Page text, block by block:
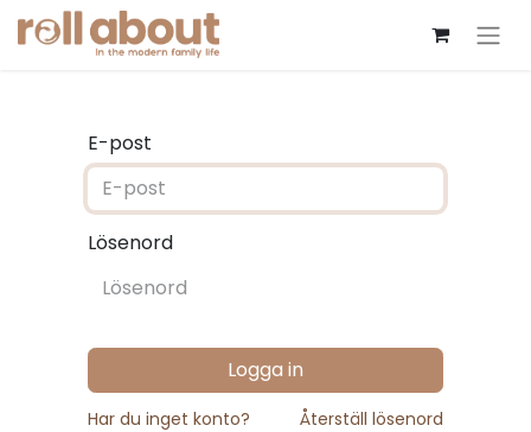
E-post
Lösenord
Logga in
Har du inget konto? Återställ lösenord